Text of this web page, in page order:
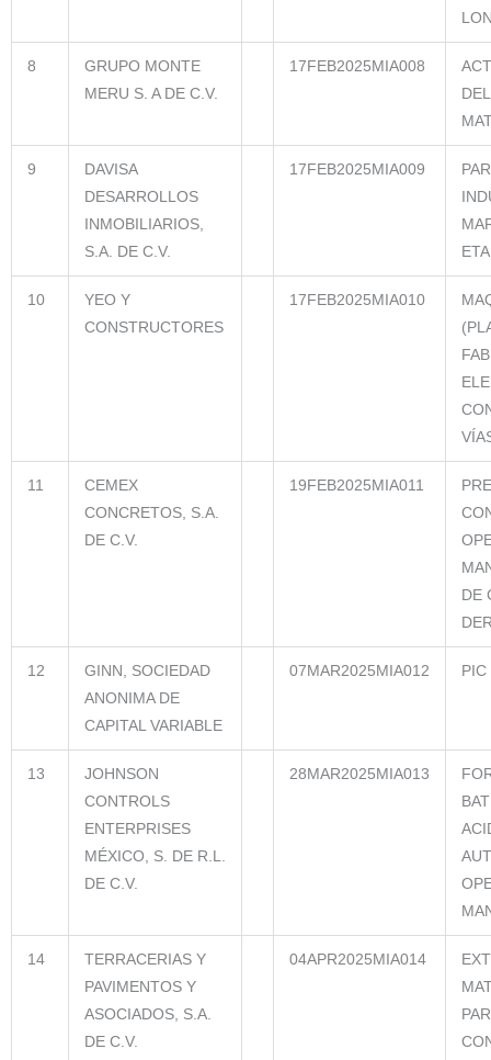
8
GRUPO MONTE
MERU S. A DE C.V.
17FEB2025MIA008
9
DAVISA
DESARROLLOS
INMOBILIARIOS,
S.A. DE C.V.
17FEB2025MIA009
10
YEO Y
CONSTRUCTORES
17FEB2025MIA010
11
CEMEX
CONCRETOS, S.A.
DE C.V.
19FEB2025MIA011
DE
12
GINN, SOCIEDAD
ANONIMA DE
CAPITAL VARIABLE
07MAR2025MIA012 PIC
13
JOHNSON
CONTROLS
ENTERPRISES
MÉXICO, S. DE R.L.
DE C.V.
28MAR2025MIA013
14
TERRACERIAS Y
PAVIMENTOS Y
ASOCIADOS, S.A.
DE C.V.
04APR2025MIA014